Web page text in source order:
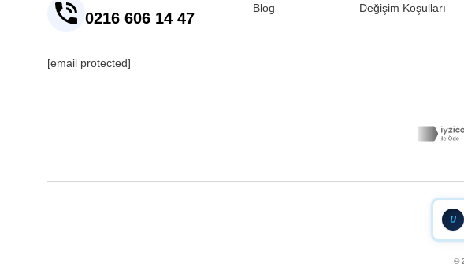
0216 606 14 47
[email protected]
Blog
Değişim Koşulları
U
©